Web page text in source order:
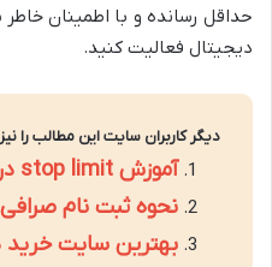
حداقل رسانده و با اطمینان
دیجیتال فعالیت کنید.
دیگر کاربران سایت این مطالب را
آموزش stop limit در کوکوین
نحوه ثبت نام
بهترین سایت خرید